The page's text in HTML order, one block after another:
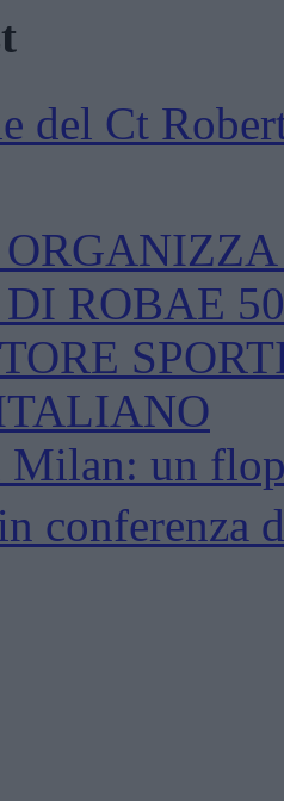
del Ct
ROBAE
un